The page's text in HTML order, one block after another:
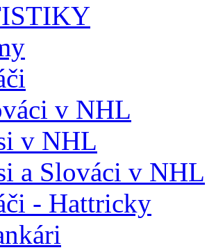
v NHL
v NHL
a Slováci v NHL
- Hattricky